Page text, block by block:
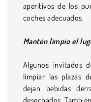
aperitivos de los
coches adecuados.
Mantén limpio el
Algunos invitados
limpiar las plazas
dejan bebidas
desechados.